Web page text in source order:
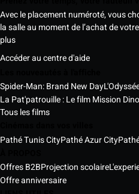
Avec le placement numéroté, vous
la salle au moment de l’achat de
plus
Accéder au centre d'aide
Spider-Man: Brand New Day
La Pat'patrouille : Le film Mission Dino
Tous les films
Pathé Tunis CityPathé Azur City
Offres B2BProjection scolaire
Offre anniversaire